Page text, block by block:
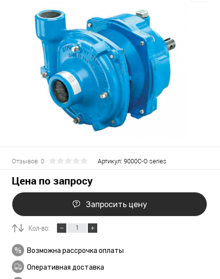
Отзывов: 0 Артикул: 9000C-O series
Цена по запросу
Запросить цену
Кол-во:
Возможна рассрочка оплаты
Оперативная доставка